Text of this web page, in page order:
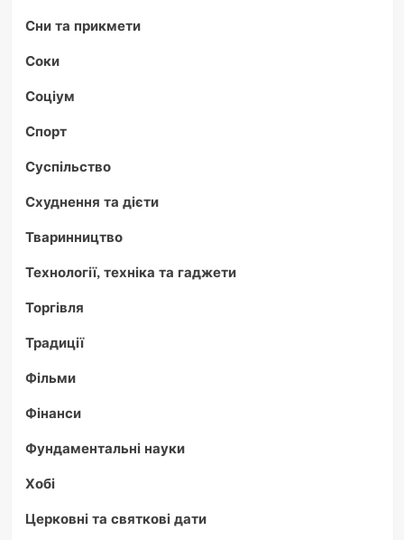
Сни та прикмети
Соки
Соціум
Спорт
Суспільство
Схуднення та дієти
Тваринництво
Технології, техніка та гаджети
Торгівля
Традиції
Фільми
Фінанси
Фундаментальні науки
Хобі
Церковні та святкові дати